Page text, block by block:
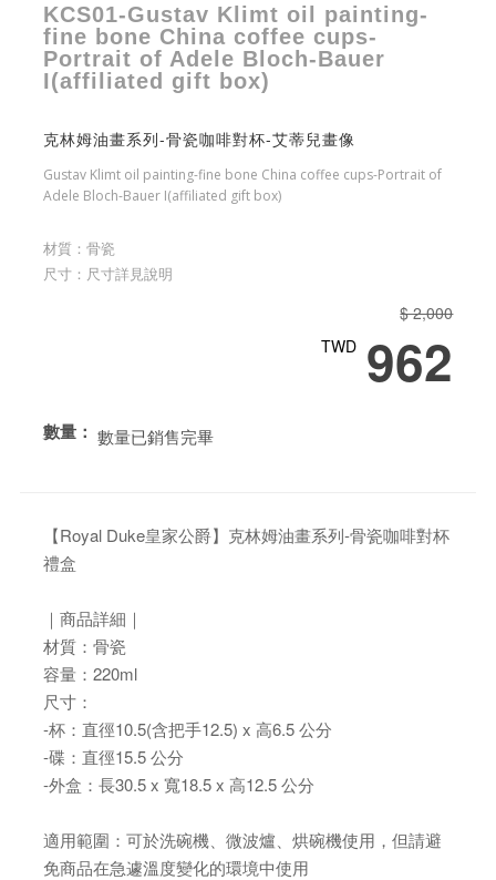
KCS01-Gustav Klimt oil painting-
fine bone China coffee cups-
Portrait of Adele Bloch-Bauer
I(affiliated gift box)
克林姆油畫系列-骨瓷咖啡對杯-艾蒂兒畫像
Gustav Klimt oil painting-fine bone China coffee cups-Portrait of
Adele Bloch-Bauer I(affiliated gift box)
材質：骨瓷
尺寸：尺寸詳見說明
$ 2,000
TWD 962
數量： 數量已銷售完畢
【Royal Duke皇家公爵】克林姆油畫系列-骨瓷咖啡對杯
禮盒
｜商品詳細｜
材質：骨瓷
容量：220ml
尺寸：
-杯：直徑10.5(含把手12.5) x 高6.5 公分
-碟：直徑15.5 公分
-外盒：長30.5 x 寬18.5 x 高12.5 公分
適用範圍：可於洗碗機、微波爐、烘碗機使用，但請避
免商品在急遽溫度變化的環境中使用